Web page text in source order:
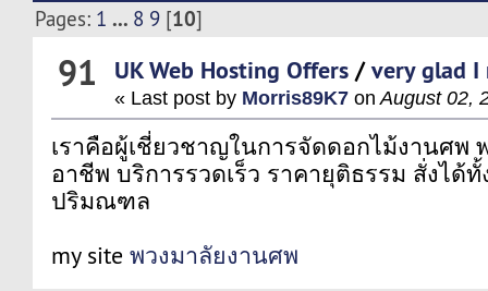
Pages: 1 ... 8 9 [10]
91 UK Web Hosting Offers /very glad I
« Last post by Morris89K7 on August 02,
เราคือผู้เชี่ยวชาญในการจัดดอกไม้งานศพ
อาชีพ บริการรวดเร็ว ราคายุติธรรม สั่งได้ทั้
ปริมณฑล
my siteพวงมาลัยงานศพ